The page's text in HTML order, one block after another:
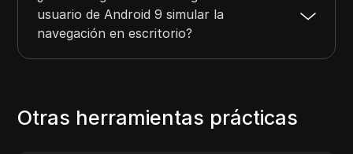
usuario de Android 9 simular la
navegación en escritorio?
Otras herramientas prácticas